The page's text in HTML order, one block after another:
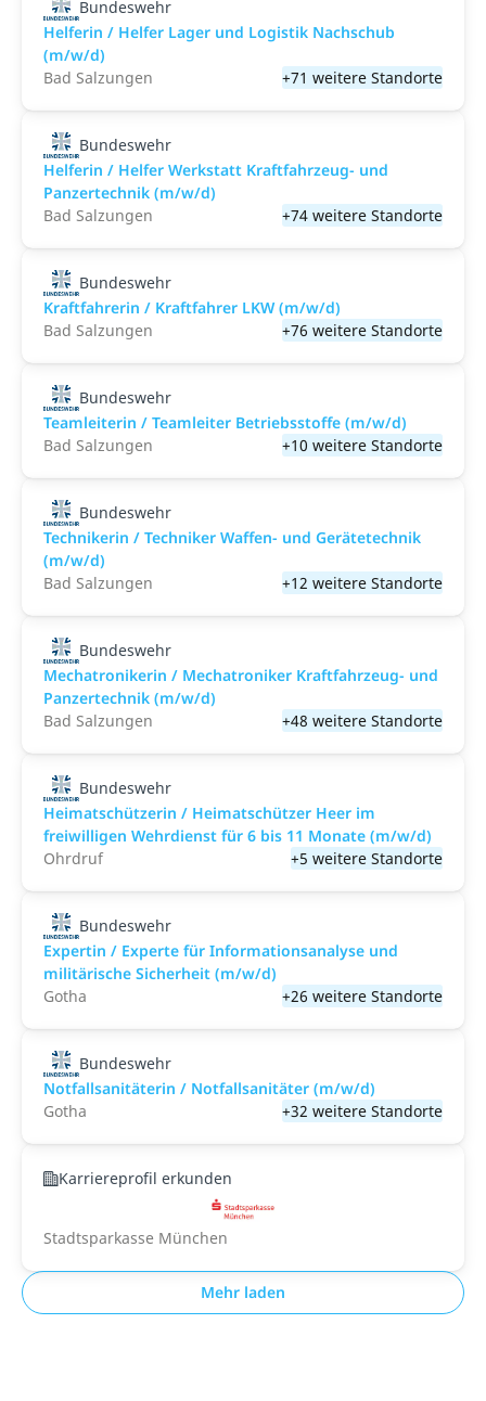
Bundeswehr
Helferin / Helfer Lager und Logistik Nachschub
(m/w/d)
Bad Salzungen
+71 weitere Standorte
Bundeswehr
Helferin / Helfer Werkstatt Kraftfahrzeug- und
Panzertechnik (m/w/d)
Bad Salzungen
+74 weitere Standorte
Bundeswehr
Kraftfahrerin / Kraftfahrer LKW (m/w/d)
Bad Salzungen
+76 weitere Standorte
Bundeswehr
Teamleiterin / Teamleiter Betriebsstoffe (m/w/d)
Bad Salzungen
+10 weitere Standorte
Bundeswehr
Technikerin / Techniker Waffen- und Gerätetechnik
(m/w/d)
Bad Salzungen
+12 weitere Standorte
Bundeswehr
Mechatronikerin / Mechatroniker Kraftfahrzeug- und
Panzertechnik (m/w/d)
Bad Salzungen
+48 weitere Standorte
Bundeswehr
Heimatschützerin / Heimatschützer Heer im
freiwilligen Wehrdienst für 6 bis 11 Monate (m/w/d)
Ohrdruf
+5 weitere Standorte
Bundeswehr
Expertin / Experte für Informationsanalyse und
militärische Sicherheit (m/w/d)
Gotha
+26 weitere Standorte
Bundeswehr
Notfallsanitäterin / Notfallsanitäter (m/w/d)
Gotha
+32 weitere Standorte
Karriereprofil erkunden
Stadtsparkasse München
Mehr laden